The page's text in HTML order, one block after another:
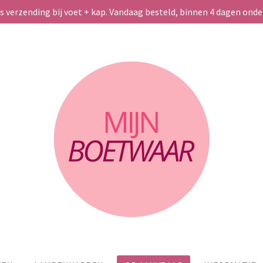
verzending bij voet + kap. Vandaag besteld, binnen 4 dagen